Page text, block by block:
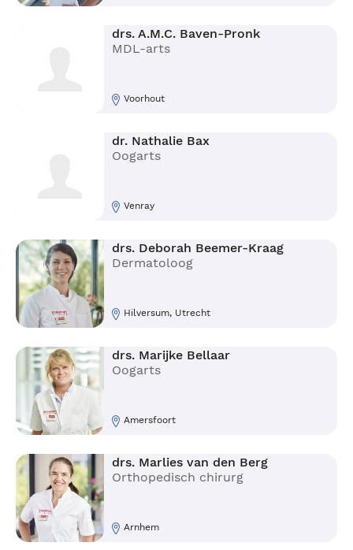
drs. A.M.C. Baven-Pronk
MDL-arts
Voorhout
dr. Nathalie Bax
Oogarts
Venray
drs. Deborah Beemer-Kraag
Dermatoloog
Hilversum, Utrecht
drs. Marijke Bellaar
Oogarts
Amersfoort
drs. Marlies van den Berg
Orthopedisch chirurg
Arnhem